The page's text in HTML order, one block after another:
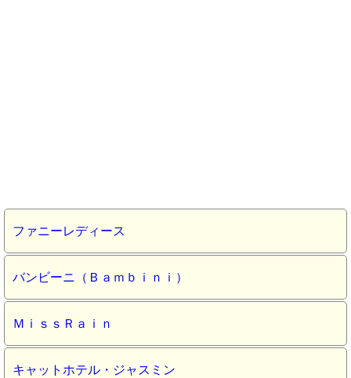
ファニーレディース
バンビーニ（Ｂａｍｂｉｎｉ）
ＭｉｓｓＲａｉｎ
キャットホテル・ジャスミン